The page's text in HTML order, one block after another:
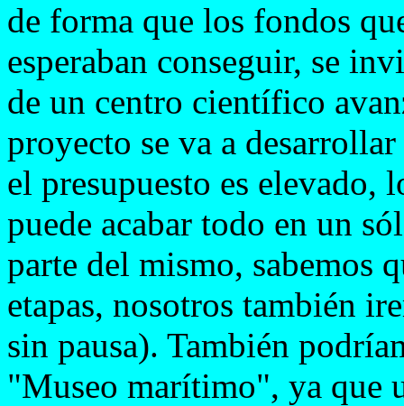
de forma que los fondos
esperaban conseguir, se
de un centro científico
proyecto se va a
el presupuesto es elevado,
puede acabar todo en un
parte del mismo, sabemos
etapas, nosotros también
sin pausa). También
"Museo marítimo", ya que